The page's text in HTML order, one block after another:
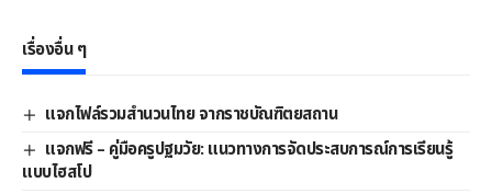
เรื่องอื่น ๆ
แจกไฟล์รวมสำนวนไทย จากราชบัณฑิตยสถาน
แจกฟรี – คู่มือครูปฐมวัย: แนวทางการจัดประสบการณ์การเรียนรู้
แบบไฮสโป